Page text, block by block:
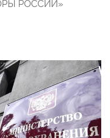
РОССИИ»